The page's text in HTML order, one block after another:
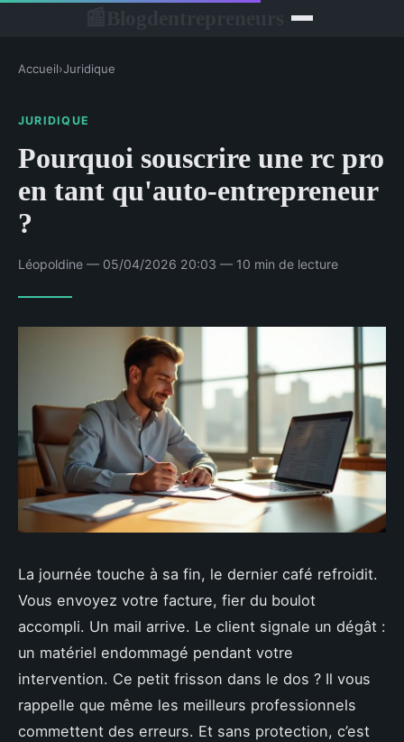
Accueil›Juridique
JURIDIQUE
Pourquoi souscrire une rc pro
en tant qu'auto-entrepreneur
?
Léopoldine — 05/04/2026 20:03 — 10 min de lecture
La journée touche à sa fin, le dernier café refroidit.
Vous envoyez votre facture, fier du boulot
accompli. Un mail arrive. Le client signale un dégât :
un matériel endommagé pendant votre
intervention. Ce petit frisson dans le dos ? Il vous
rappelle que même les meilleurs professionnels
commettent des erreurs. Et sans protection, c’est